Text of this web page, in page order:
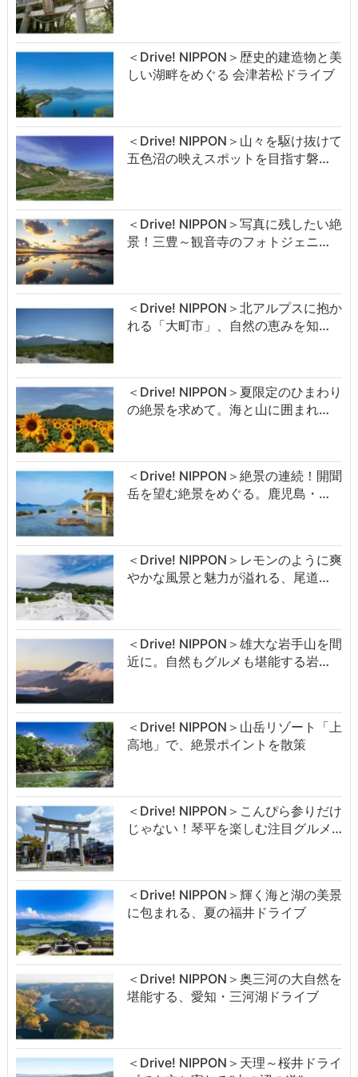
＜Drive! NIPPON＞歴史的建造物と美
しい湖畔をめぐる 会津若松ドライブ
＜Drive! NIPPON＞山々を駆け抜けて
五色沼の映えスポットを目指す磐…
＜Drive! NIPPON＞写真に残したい絶
景！三豊～観音寺のフォトジェニ…
＜Drive! NIPPON＞北アルプスに抱か
れる「大町市」、自然の恵みを知…
＜Drive! NIPPON＞夏限定のひまわり
の絶景を求めて。海と山に囲まれ…
＜Drive! NIPPON＞絶景の連続！開聞
岳を望む絶景をめぐる。鹿児島・…
＜Drive! NIPPON＞レモンのように爽
やかな風景と魅力が溢れる、尾道…
＜Drive! NIPPON＞雄大な岩手山を間
近に。自然もグルメも堪能する岩…
＜Drive! NIPPON＞山岳リゾート「上
高地」で、絶景ポイントを散策
＜Drive! NIPPON＞こんぴら参りだけ
じゃない！琴平を楽しむ注目グルメ…
＜Drive! NIPPON＞輝く海と湖の美景
に包まれる、夏の福井ドライブ
＜Drive! NIPPON＞奥三河の大自然を
堪能する、愛知・三河湖ドライブ
＜Drive! NIPPON＞天理～桜井ドライ